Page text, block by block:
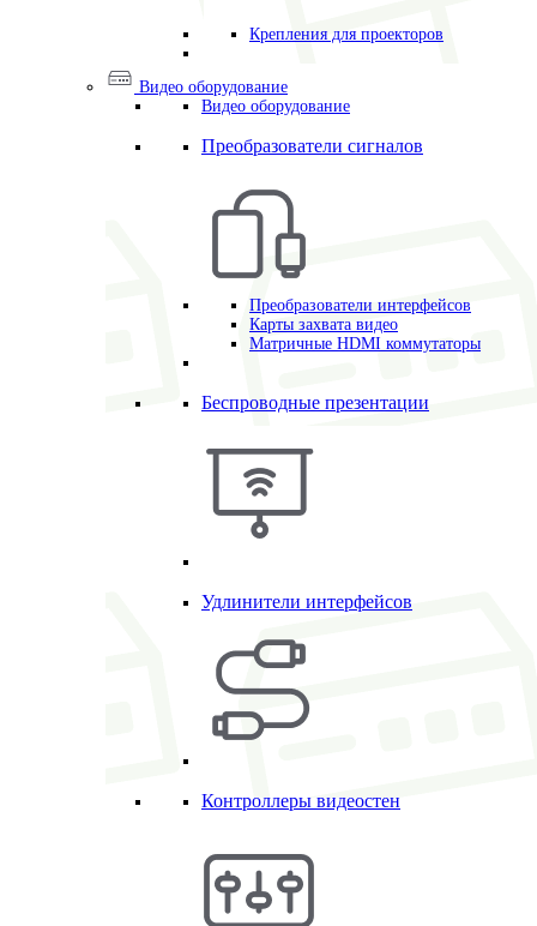
Крепления для проекторов
Видео оборудование
Видео оборудование
Преобразователи сигналов
Преобразователи интерфейсов
Карты захвата видео
Матричные HDMI коммутаторы
Беспроводные презентации
Удлинители интерфейсов
Контроллеры видеостен